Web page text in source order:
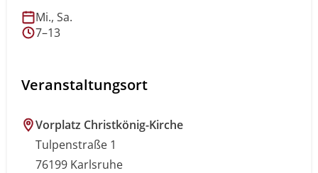
Mi., Sa.
7–13
Veranstaltungsort
Vorplatz Christkönig-Kirche
Tulpenstraße 1
76199 Karlsruhe